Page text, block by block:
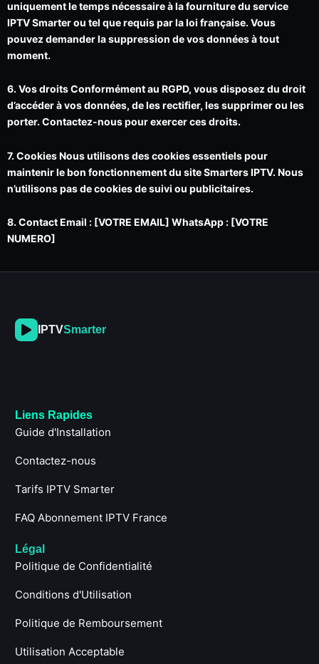
uniquement le temps nécessaire à la fourniture du service
IPTV Smarter ou tel que requis par la loi française. Vous
pouvez demander la suppression de vos données à tout
moment.
6. Vos droits Conformément au RGPD, vous disposez du droit
d’accéder à vos données, de les rectifier, les supprimer ou les
porter. Contactez-nous pour exercer ces droits.
7. Cookies Nous utilisons des cookies essentiels pour
maintenir le bon fonctionnement du site Smarters IPTV. Nous
n’utilisons pas de cookies de suivi ou publicitaires.
8. Contact Email : [VOTRE EMAIL] WhatsApp : [VOTRE
NUMERO]
IPTVSmarter
Liens Rapides
Guide d'Installation
Contactez-nous
Tarifs IPTV Smarter
FAQ Abonnement IPTV France
Légal
Politique de Confidentialité
Conditions d'Utilisation
Politique de Remboursement
Utilisation Acceptable